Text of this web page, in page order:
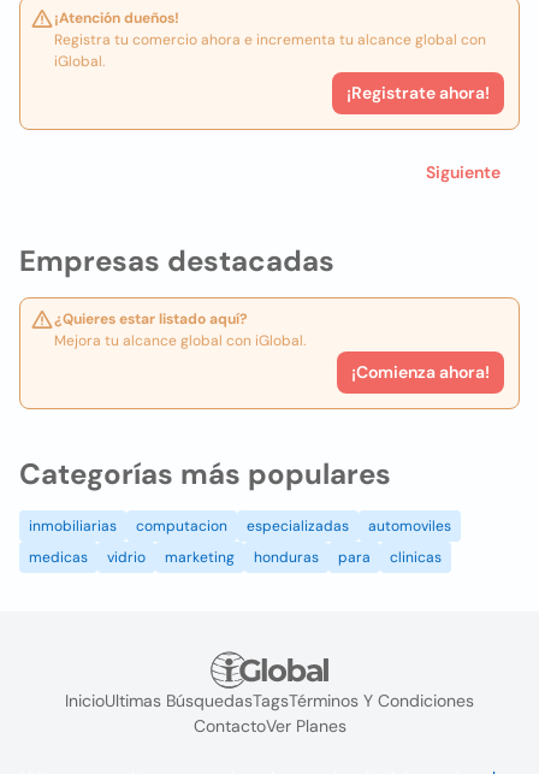
Empresas destacadas
¿Quieres estar listado aquí?
Mejora tu alcance global con iGlobal.
¡Comienza ahora!
¡Atención dueños!
Registra tu comercio ahora e incrementa tu alcance global con
iGlobal.
¡Registrate ahora!
Siguiente
Categorías más populares
inmobiliarias computacion especializadas
automoviles
medicas
vidrio marketing honduras para clinicas
InicioUltimas BúsquedasTagsTérminos Y Condiciones
ContactoVer Planes